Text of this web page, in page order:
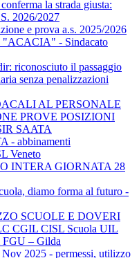
la strada giusta:
2026/2027
e prova a.s. 2025/2026
"ACACIA" - Sindacato
riconosciuto il passaggio
senza penalizzazioni
AL PERSONALE
PROVE POSIZIONI
SAATA
- abbinamenti
Veneto
INTERA GIORNATA 28
diamo forma al futuro -
SCUOLE E DOVERI
CGIL CISL Scuola UIL
FGU – Gilda
2025 - permessi, utilizzo